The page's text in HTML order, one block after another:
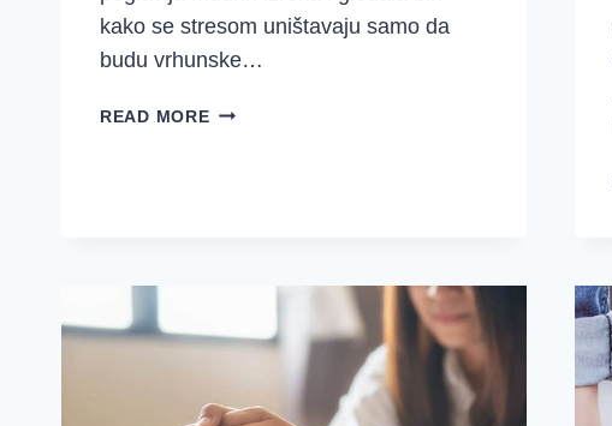
kako se stresom uništavaju samo da
budu vrhunske…
READ MOREKADA